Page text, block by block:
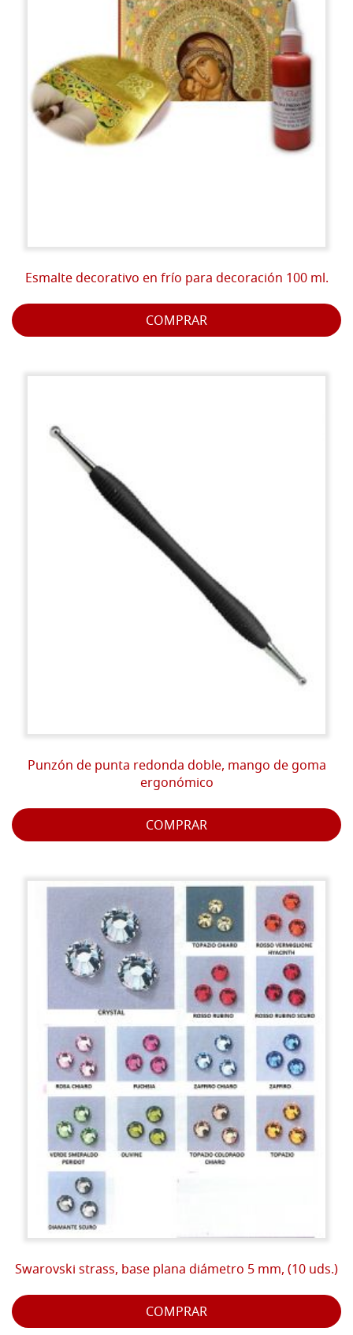
Esmalte decorativo en frío para decoración 100 ml.
COMPRAR
Punzón de punta redonda doble, mango de goma
ergonómico
COMPRAR
Swarovski strass, base plana diámetro 5 mm, (10 uds.)
COMPRAR